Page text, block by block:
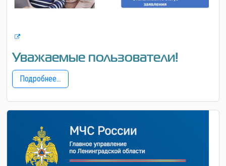
Уважаемые пользователи!
Подробнее...